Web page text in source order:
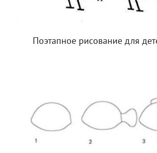
Поэтапное рисование для